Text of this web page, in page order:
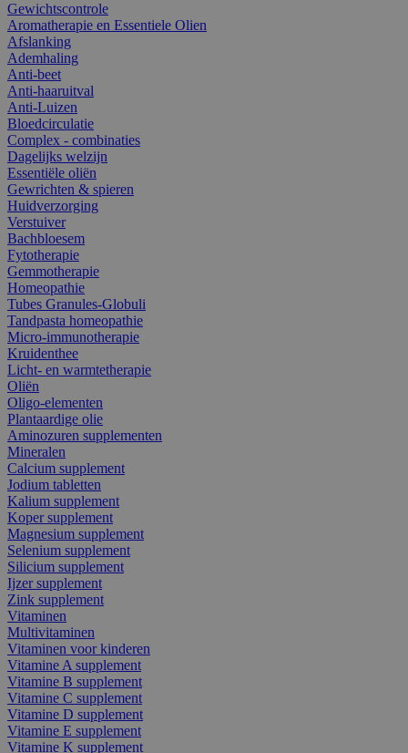
Gewichtscontrole
Aromatherapie en Essentiele Olien
Afslanking
Ademhaling
Anti-beet
Anti-haaruitval
Anti-Luizen
Bloedcirculatie
Complex - combinaties
Dagelijks welzijn
Essentiële oliën
Gewrichten & spieren
Huidverzorging
Verstuiver
Bachbloesem
Fytotherapie
Gemmotherapie
Homeopathie
Tubes Granules-Globuli
Tandpasta homeopathie
Micro-immunotherapie
Kruidenthee
Licht- en warmtetherapie
Oliën
Oligo-elementen
Plantaardige olie
Aminozuren supplementen
Mineralen
Calcium supplement
Jodium tabletten
Kalium supplement
Koper supplement
Magnesium supplement
Selenium supplement
Silicium supplement
Ijzer supplement
Zink supplement
Vitaminen
Multivitaminen
Vitaminen voor kinderen
Vitamine A supplement
Vitamine B supplement
Vitamine C supplement
Vitamine D supplement
Vitamine E supplement
Vitamine K supplement